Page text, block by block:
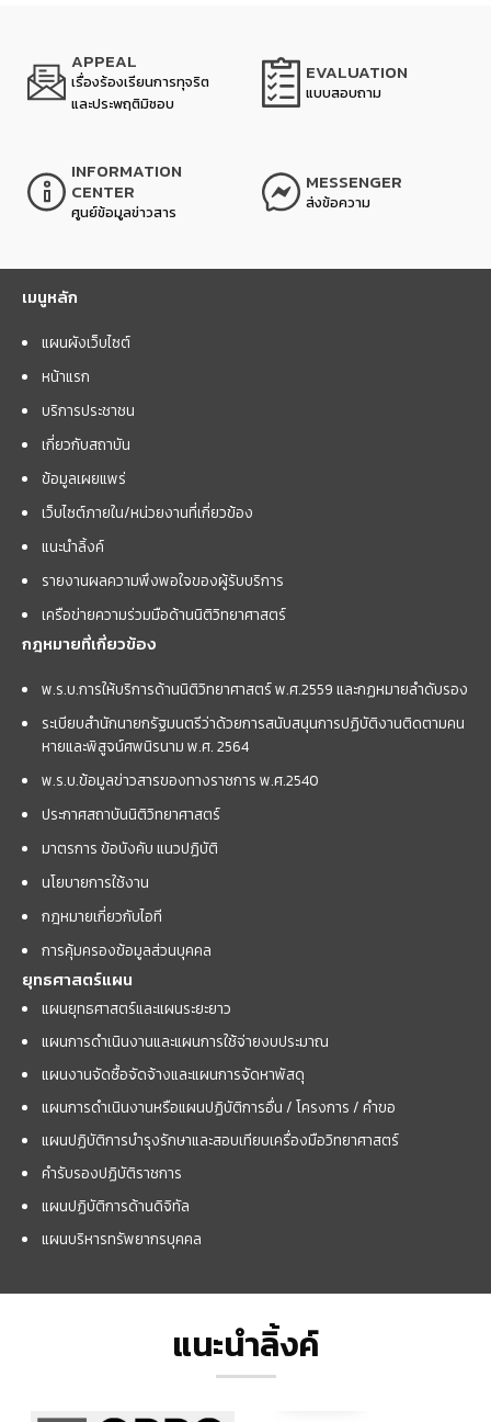
APPEAL
เรื่องร้องเรียนการทุจริต
และประพฤติมิชอบ
EVALUATION
แบบสอบถาม
INFORMATION
CENTER
ศูนย์ข้อมูลข่าวสาร
MESSENGER
ส่งข้อความ
เมนูหลัก
แผนผังเว็บไซต์
หน้าแรก
บริการประชาชน
เกี่ยวกับสถาบัน
ข้อมูลเผยแพร่
เว็บไซต์ภายใน/หน่วยงานที่เกี่ยวข้อง
แนะนำลิ้งค์
รายงานผลความพึงพอใจของผู้รับบริการ
เครือข่ายความร่วมมือด้านนิติวิทยาศาสตร์
กฎหมายที่เกี่ยวข้อง
พ.ร.บ.การให้บริการด้านนิติวิทยาศาสตร์ พ.ศ.2559 และกฏหมายลำดับรอง
ระเบียบสำนักนายกรัฐมนตรีว่าด้วยการสนับสนุนการปฏิบัติงานติดตามคน
หายและพิสูจน์ศพนิรนาม พ.ศ. 2564
พ.ร.บ.ข้อมูลข่าวสารของทางราชการ พ.ศ.2540
ประกาศสถาบันนิติวิทยาศาสตร์
มาตรการ ข้อบังคับ แนวปฏิบัติ
นโยบายการใช้งาน
กฎหมายเกี่ยวกับไอที
การคุ้มครองข้อมูลส่วนบุคคล
ยุทธศาสตร์แผน
แผนยุทธศาสตร์และแผนระยะยาว
แผนการดำเนินงานและแผนการใช้จ่ายงบประมาณ
แผนงานจัดซื้อจัดจ้างและแผนการจัดหาพัสดุ
แผนการดำเนินงานหรือแผนปฏิบัติการอื่น / โครงการ / คำขอ
แผนปฏิบัติการบำรุงรักษาและสอบเทียบเครื่องมือวิทยาศาสตร์
คำรับรองปฏิบัติราชการ
แผนปฏิบัติการด้านดิจิทัล
แผนบริหารทรัพยากรบุคคล
แนะนำลิ้งค์